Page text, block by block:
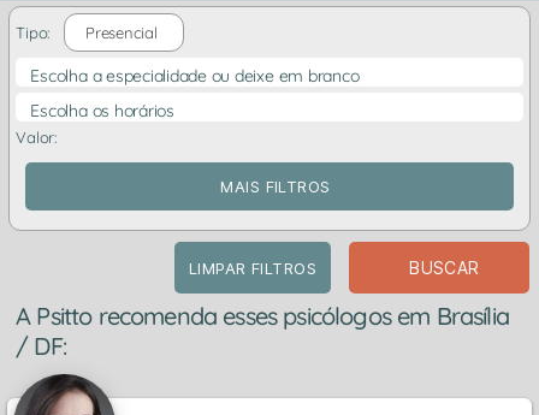
Tipo: Presencial
Escolha a especialidade ou deixe em branco
Escolha os horários
Valor:
MAIS FILTROS
LIMPAR FILTROS BUSCAR
A Psitto recomenda esses psicólogos em Brasília
/ DF: